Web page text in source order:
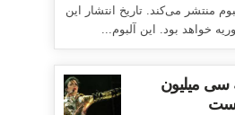
منتشر می‌کند. تاریخ انتشار این
سی میلیون
است